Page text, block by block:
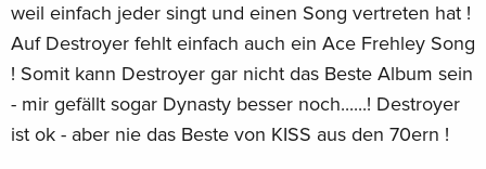
weil einfach jeder singt und einen Song vertreten hat !
Auf Destroyer fehlt einfach auch ein Ace Frehley Song
! Somit kann Destroyer gar nicht das Beste Album sein
- mir gefällt sogar Dynasty besser noch......! Destroyer
ist ok - aber nie das Beste von KISS aus den 70ern !